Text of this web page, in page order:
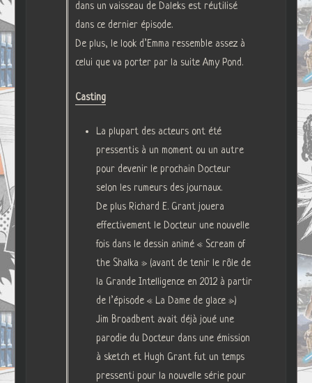
dans un vaisseau de Daleks est réutilisé
dans ce dernier épisode.
De plus, le look d’Emma ressemble assez à
celui que va porter par la suite Amy Pond.
Casting
La plupart des acteurs ont été
pressentis à un moment ou un autre
pour devenir le prochain Docteur
selon les rumeurs des journaux.
De plus Richard E. Grant jouera
effectivement le Docteur une nouvelle
fois dans le dessin animé « Scream of
the Shalka » (avant de tenir le rôle de
la Grande Intelligence en 2012 à partir
de l’épisode « La Dame de glace »)
Jim Broadbent avait déjà joué une
parodie du Docteur dans une émission
à sketch et Hugh Grant fut un temps
pressenti pour la nouvelle série pour